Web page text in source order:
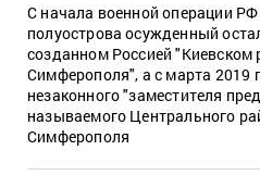
С начала военной операции РФ
полуострова осужденный
созданном Россией "Киевском
Симферополя", а с марта 2019
незаконного "заместителя
называемого Центрального
Симферополя